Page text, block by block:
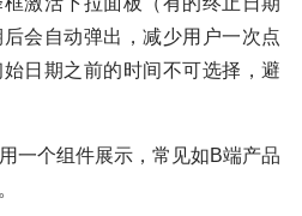
会自动弹出，减少用户一次点
日期之前的时间不可选择，避
一个组件展示，常见如B端产品